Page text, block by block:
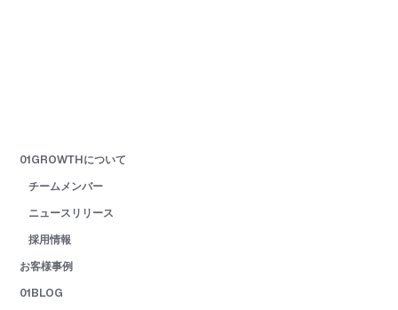
01GROWTHについて
チームメンバー
ニュースリリース
採用情報
お客様事例
01BLOG